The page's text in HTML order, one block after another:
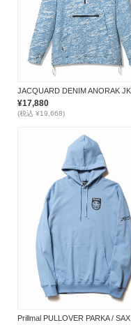
¥17,880
(税込 ¥19,668)
Prillmal PULLOVER PARKA / SAX